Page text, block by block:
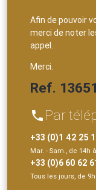
Afin de pouvoir
merci de noter
appel.
Merci.
Ref. 13651
phone Par
+33 (0)1 42 25
Mar. - Sam., de 14h
+33 (0)6 60 62
Tous les jours, de